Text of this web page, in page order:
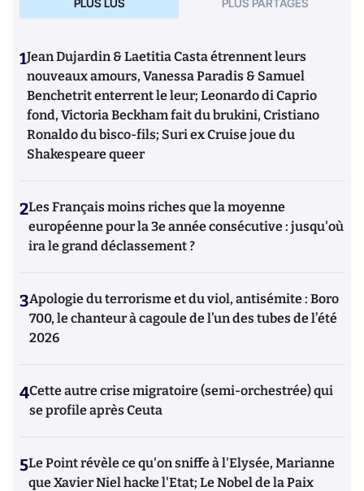
PLUS LUS PLUS PARTAGES
1Jean Dujardin & Laetitia Casta étrennent leurs
nouveaux amours, Vanessa Paradis & Samuel
Benchetrit enterrent le leur; Leonardo di Caprio
fond, Victoria Beckham fait du brukini, Cristiano
Ronaldo du bisco-fils; Suri ex Cruise joue du
Shakespeare queer
2Les Français moins riches que la moyenne
européenne pour la 3e année consécutive : jusqu'où
ira le grand déclassement ?
3Apologie du terrorisme et du viol, antisémite : Boro
700, le chanteur à cagoule de l’un des tubes de l’été
2026
4Cette autre crise migratoire (semi-orchestrée) qui
se profile après Ceuta
5Le Point révèle ce qu'on sniffe à l'Elysée, Marianne
que Xavier Niel hacke l'Etat; Le Nobel de la Paix